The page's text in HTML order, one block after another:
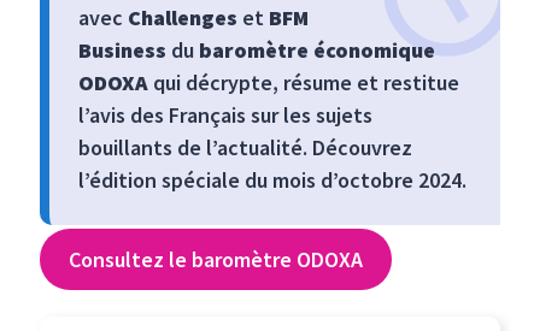
avec Challenges et BFM
Business du baromètre économique
ODOXA qui décrypte, résume et restitue
l’avis des Français sur les sujets
bouillants de l’actualité. Découvrez
l’édition spéciale du mois d’octobre 2024.
Consultez le baromètre ODOXA